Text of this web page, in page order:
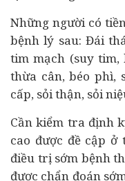
Những người có
bệnh lý sau: Đái
tim mạch (suy
thừa cân, béo phì,
cấp, sỏi thận, sỏi
Cần kiểm tra định
cao được đề cập
điều trị sớm bệnh
được chẩn đoán